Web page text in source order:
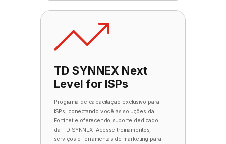
TD SYNNEX Next
Level for ISPs
Programa de capacitação exclusivo para
ISPs, conectando você às soluções da
Fortinet e oferecendo suporte dedicado
da TD SYNNEX. Acesse treinamentos,
serviços e ferramentas de marketing para